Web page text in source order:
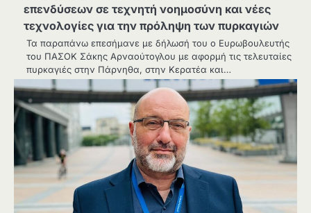
επενδύσεων σε τεχνητή νοημοσύνη και νέες
τεχνολογίες για την πρόληψη των πυρκαγιών
Τα παραπάνω επεσήμανε με δήλωσή του ο Ευρωβουλευτής
του ΠΑΣΟΚ Σάκης Αρναούτογλου με αφορμή τις τελευταίες
πυρκαγιές στην Πάρνηθα, στην Κερατέα και…